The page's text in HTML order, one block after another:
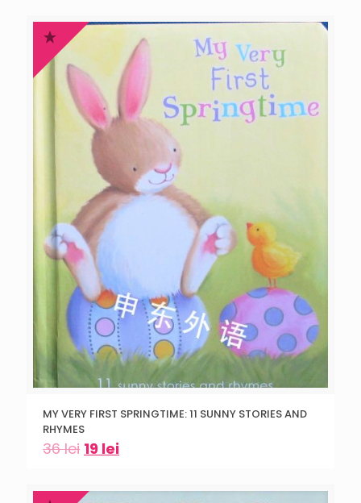
MY VERY FIRST SPRINGTIME: 11 SUNNY STORIES AND
RHYMES
36lei 19 lei